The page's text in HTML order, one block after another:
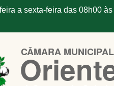
a sexta-feira das 08h00
CÂMARA